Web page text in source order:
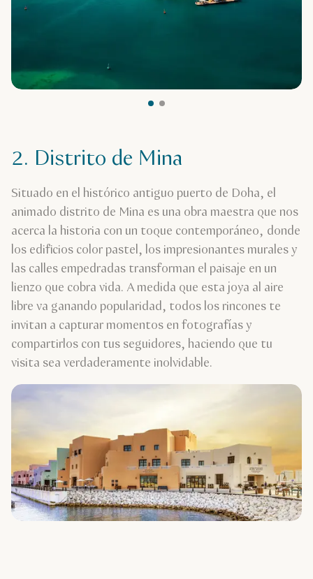
2. Distrito de Mina
Situado en el histórico antiguo puerto de Doha, el
animado distrito de Mina es una obra maestra que nos
acerca la historia con un toque contemporáneo, donde
los edificios color pastel, los impresionantes murales y
las calles empedradas transforman el paisaje en un
lienzo que cobra vida. A medida que esta joya al aire
libre va ganando popularidad, todos los rincones te
invitan a capturar momentos en fotografías y
compartirlos con tus seguidores, haciendo que tu
visita sea verdaderamente inolvidable.